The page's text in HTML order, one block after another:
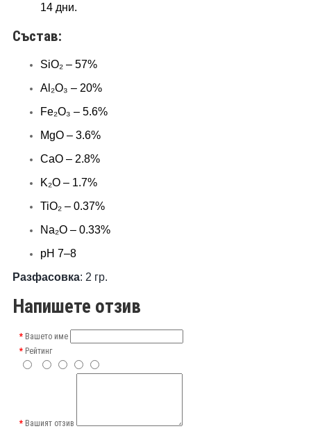
14 дни.
Състав:
SiO₂ – 57%
Al₂O₃ – 20%
Fe₂O₃ – 5.6%
MgO – 3.6%
CaO – 2.8%
K₂O – 1.7%
TiO₂ – 0.37%
Na₂O – 0.33%
pH 7–8
Разфасовка: 2 гр.
Напишете отзив
Вашето име
Рейтинг
Вашият отзив